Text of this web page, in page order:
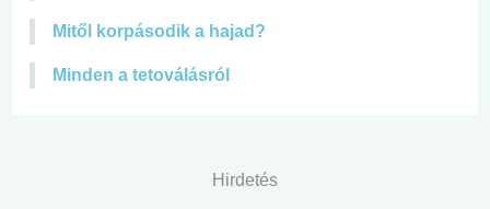
Mitől korpásodik a hajad?
Minden a tetoválásról
Hirdetés